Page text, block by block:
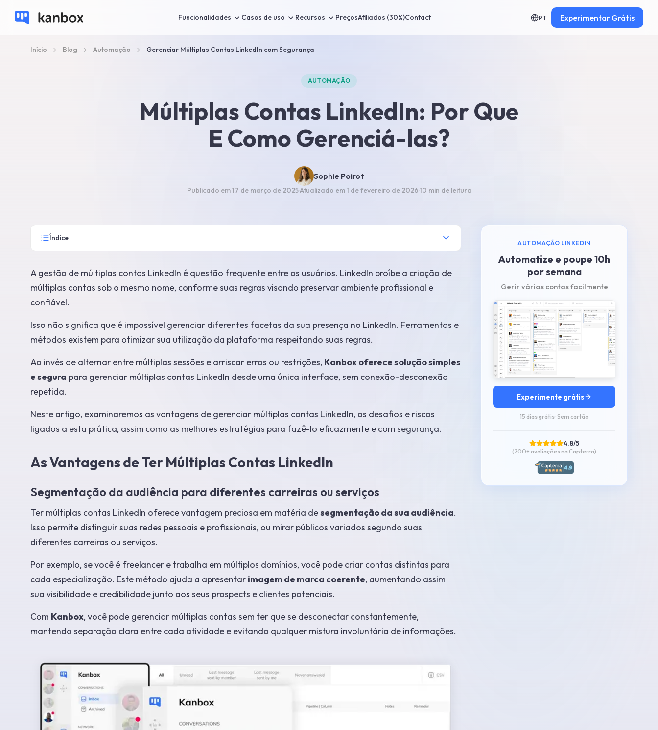
Funcionalidades Casos de uso Recursos PreçosAfiliados (30%)Contact PT Experimentar Grátis
Início Blog Automação Gerenciar Múltiplas Contas LinkedIn com Segurança
AUTOMAÇÃO
Múltiplas Contas LinkedIn: Por Que
E Como Gerenciá-las?
Sophie Poirot
Publicado em17 de março de 2025·Atualizado em1 de fevereiro de 2026·10 min de leitura
Índice
A gestão de múltiplas contas LinkedIn é questão frequente entre os usuários. LinkedIn proíbe a criação de
múltiplas contas sob o mesmo nome, conforme suas regras visando preservar ambiente profissional e
confiável.
Isso não significa que é impossível gerenciar diferentes facetas da sua presença no LinkedIn. Ferramentas e
métodos existem para otimizar sua utilização da plataforma respeitando suas regras.
Ao invés de alternar entre múltiplas sessões e arriscar erros ou restrições, Kanbox oferece solução simples
e segura para gerenciar múltiplas contas LinkedIn desde uma única interface, sem conexão-desconexão
repetida.
Neste artigo, examinaremos as vantagens de gerenciar múltiplas contas LinkedIn, os desafios e riscos
ligados a esta prática, assim como as melhores estratégias para fazê-lo eficazmente e com segurança.
As Vantagens de Ter Múltiplas Contas LinkedIn
Segmentação da audiência para diferentes carreiras ou serviços
Ter múltiplas contas LinkedIn oferece vantagem preciosa em matéria desegmentação da sua audiência.
Isso permite distinguir suas redes pessoais e profissionais, ou mirar públicos variados segundo suas
diferentes carreiras ou serviços.
Por exemplo, se você é freelancer e trabalha em múltiplos domínios, você pode criar contas distintas para
cada especialização. Este método ajuda a apresentar imagem de marca coerente, aumentando assim
sua visibilidade e credibilidade junto aos seus prospects e clientes potenciais.
Com Kanbox, você pode gerenciar múltiplas contas sem ter que se desconectar constantemente,
mantendo separação clara entre cada atividade e evitando qualquer mistura involuntária de informações.
AUTOMAÇÃO LINKEDIN
Automatize e poupe 10h
por semana
Gerir várias contas facilmente
Experimente grátis
15 dias grátis · Sem cartão
4.8/5
(200+ avaliações na Capterra)